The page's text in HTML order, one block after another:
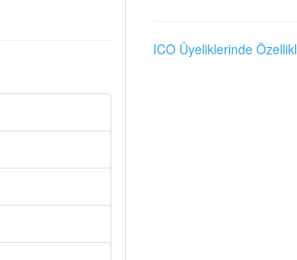
ICO Üyeliklerinde